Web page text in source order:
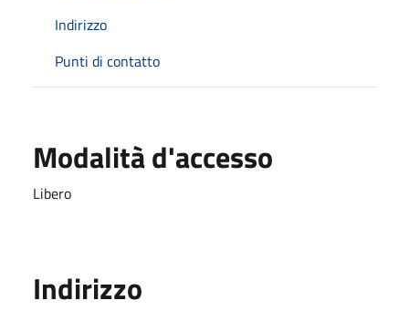
Indirizzo
Punti di contatto
Modalità d'accesso
Libero
Indirizzo